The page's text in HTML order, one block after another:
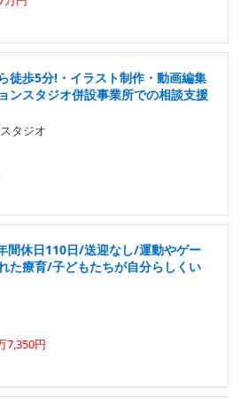
徒歩5分!・イラスト制作・動画編集
ンスタジオ併設事業所での相談支援
タジオ
間休日110日/送迎なし/運動やゲー
た療育/子どもたちが自分らしくい
7,350円